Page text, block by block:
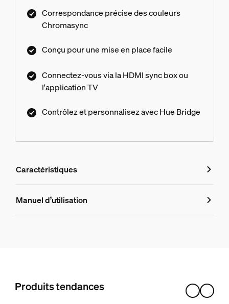
correspondance précise des couleurs grâce à
Chromasync. Avec son format compact et sa
facilement de chaque côté du meuble TV, dans
Correspondance précise des couleurs
Chromasync
Conçu pour une mise en place facile
Connectez-vous via la HDMI sync box ou
l'application TV
Contrôlez et personnalisez avec Hue Bridge
Caractéristiques
Caractéristiques
Int. rég.
Manuel d’utilisation
Produits tendances